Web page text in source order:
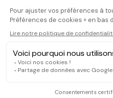
Qui sommes-nous ?
Dispo dans l'abonnement
Actionnaires
Mentions légales
Données personnelles - Cookies
FAQ
CGV-CGU
Ne manquez pas les nouveautés,